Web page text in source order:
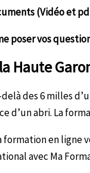
(Vidéo et
poser vos
Haute
des 6 milles
abri. La
formation en
avec Ma